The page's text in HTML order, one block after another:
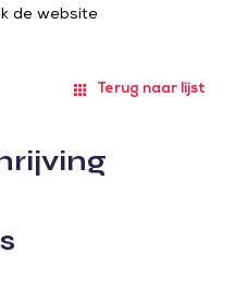
de website
Terug naar lijst